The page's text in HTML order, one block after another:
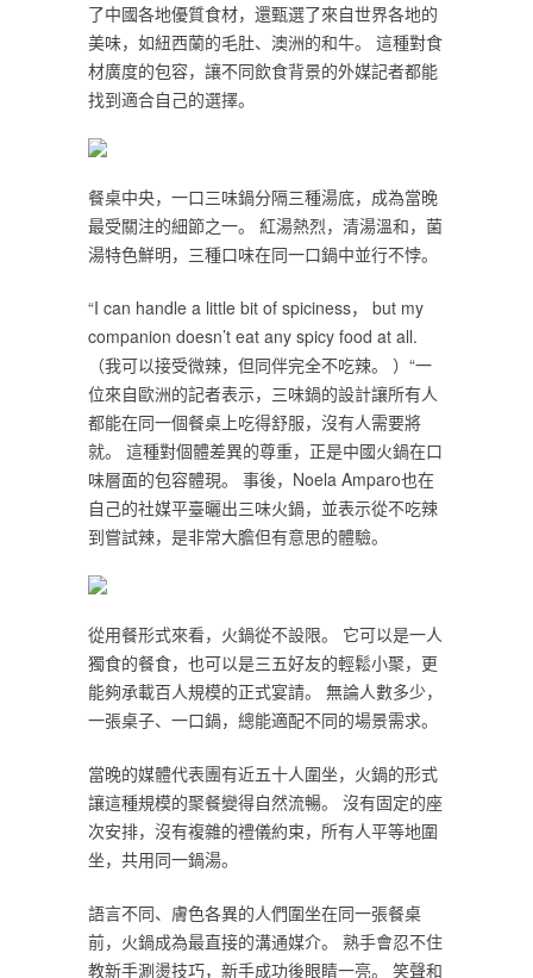
了中國各地優質食材，還甄選了來自世界各地的
美味，如紐西蘭的毛肚、澳洲的和牛。 這種對食
材廣度的包容，讓不同飲食背景的外媒記者都能
找到適合自己的選擇。
餐桌中央，一口三味鍋分隔三種湯底，成為當晚
最受關注的細節之一。 紅湯熱烈，清湯溫和，菌
湯特色鮮明，三種口味在同一口鍋中並行不悖。
“I can handle a little bit of spiciness， but my
companion doesn’t eat any spicy food at all.
（我可以接受微辣，但同伴完全不吃辣。 ）“一
位來自歐洲的記者表示，三味鍋的設計讓所有人
都能在同一個餐桌上吃得舒服，沒有人需要將
就。 這種對個體差異的尊重，正是中國火鍋在口
味層面的包容體現。 事後，Noela Amparo也在
自己的社媒平臺曬出三味火鍋，並表示從不吃辣
到嘗試辣，是非常大膽但有意思的體驗。
從用餐形式來看，火鍋從不設限。 它可以是一人
獨食的餐食，也可以是三五好友的輕鬆小聚，更
能夠承載百人規模的正式宴請。 無論人數多少，
一張桌子、一口鍋，總能適配不同的場景需求。
當晚的媒體代表團有近五十人圍坐，火鍋的形式
讓這種規模的聚餐變得自然流暢。 沒有固定的座
次安排，沒有複雜的禮儀約束，所有人平等地圍
坐，共用同一鍋湯。
語言不同、膚色各異的人們圍坐在同一張餐桌
前，火鍋成為最直接的溝通媒介。 熟手會忍不住
教新手涮燙技巧，新手成功後眼睛一亮。 笑聲和